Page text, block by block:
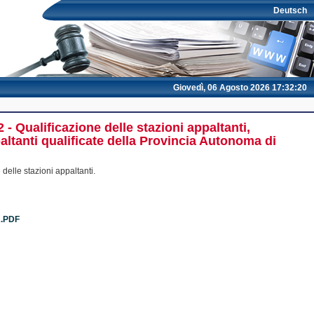
Deutsch
Giovedì, 06 Agosto 2026 17:32:20
- Qualificazione delle stazioni appaltanti,
qualificate della Provincia Autonoma di
stazioni appaltanti.